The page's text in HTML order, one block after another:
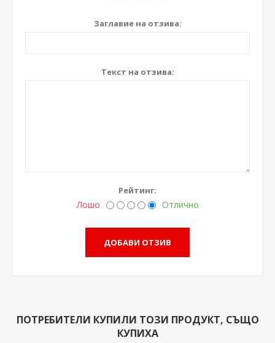
Заглавие на отзива:
Текст на отзива:
Рейтинг:
Лошо Отлично
ПОТРЕБИТЕЛИ КУПИЛИ ТОЗИ ПРОДУКТ, СЪЩО
КУПИХА